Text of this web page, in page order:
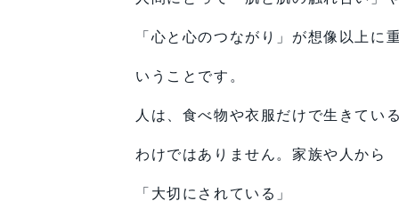
「心と心のつながり」が想像以上に
いうことです。
人は、食べ物や衣服だけで生きている
わけではありません。家族や人から
「大切にされている」